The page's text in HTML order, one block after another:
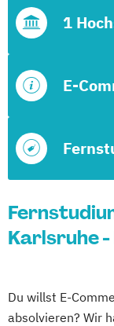
E-
1
Karlsruhe
Du willst E-
absolvieren? Wir